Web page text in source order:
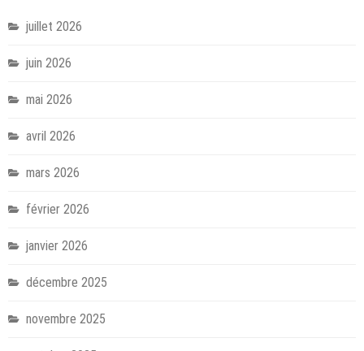
juillet 2026
juin 2026
mai 2026
avril 2026
mars 2026
février 2026
janvier 2026
décembre 2025
novembre 2025